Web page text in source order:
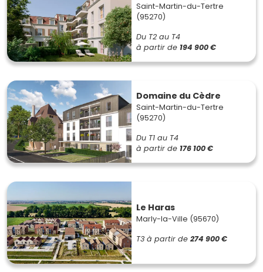
Saint-Martin-du-Tertre
(95270)
Du T2 au T4
à partir de 194 900 €
Domaine du Cèdre
Saint-Martin-du-Tertre
(95270)
Du T1 au T4
à partir de 176 100 €
Le Haras
Marly-la-Ville (95670)
T3 à partir de 274 900 €